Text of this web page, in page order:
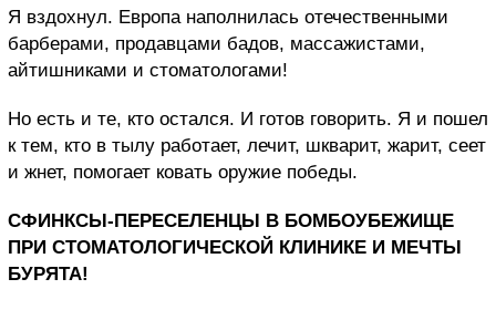
Я вздохнул. Европа наполнилась отечественными
барберами, продавцами бадов, массажистами,
айтишниками и стоматологами!
Но есть и те, кто остался. И готов говорить. Я и пошел
к тем, кто в тылу работает, лечит, шкварит, жарит, сеет
и жнет, помогает ковать оружие победы.
СФИНКСЫ-ПЕРЕСЕЛЕНЦЫ В БОМБОУБЕЖИЩЕ
ПРИ СТОМАТОЛОГИЧЕСКОЙ КЛИНИКЕ И МЕЧТЫ
БУРЯТА!